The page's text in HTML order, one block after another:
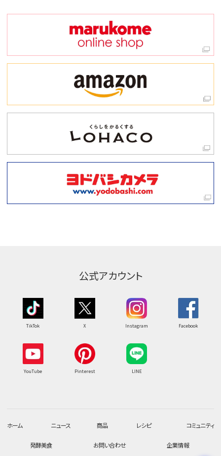
公式アカウント
TikTok X Instagram Facebook
YouTube Pinterest LINE
ホーム ニュース 商品 レシピ コミュニティ
発酵美食 お問い合わせ 企業情報